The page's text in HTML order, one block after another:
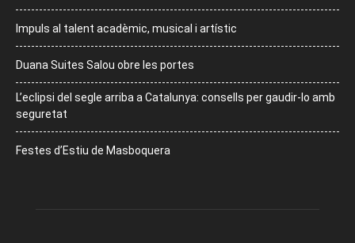
Impuls al talent acadèmic, musical i artístic
Duana Suites Salou obre les portes
L’eclipsi del segle arriba a Catalunya: consells per gaudir-lo amb
seguretat
Festes d’Estiu de Masboquera